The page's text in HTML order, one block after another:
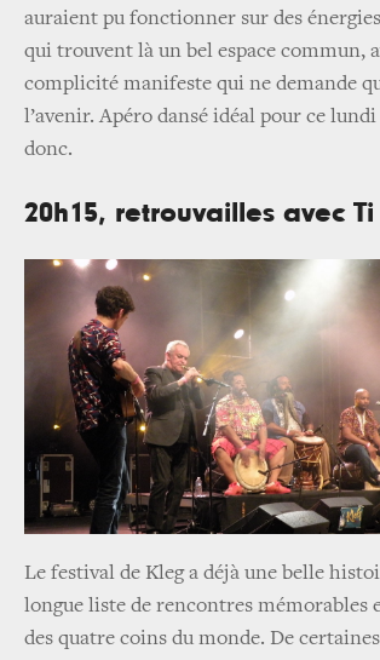
auraient pu fonctionner sur des
qui trouvent là un bel espace commun,
complicité manifeste qui ne demande
l’avenir. Apéro dansé idéal pour ce
donc.
20h15, retrouvailles avec
Le festival de Kleg a déjà une belle
longue liste de rencontres mémorables
des quatre coins du monde. De